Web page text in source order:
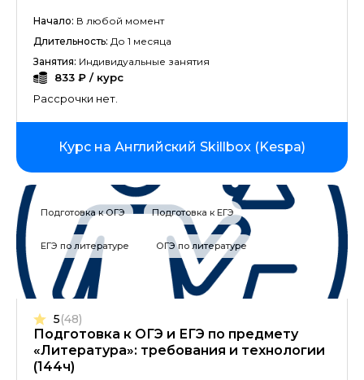
Начало: В любой момент
Длительность: До 1 месяца
Занятия: Индивидуальные занятия
833 ₽ / курс
Рассрочки нет.
Курс на Английский Skillbox (Kespa)
Подготовка к ОГЭ Подготовка к ЕГЭ
ЕГЭ по литературе ОГЭ по литературе
Подготовка к ОГЭ и ЕГЭ по предмету
«Литература»: требования и технологии
(144ч)
5(48)